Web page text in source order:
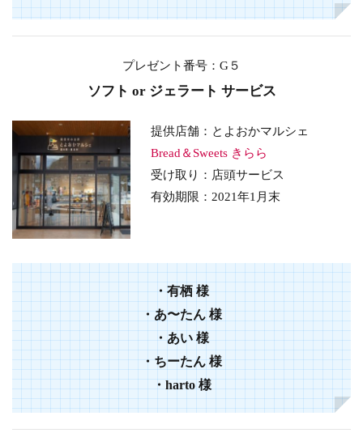
プレゼント番号 ：G５
ソフト or ジェラート サービス
提供店舗：とよおかマルシェ
Bread＆Sweets きらら
受け取り：店頭サービス
有効期限：2021年1月末
・有栖 様
・あ〜たん 様
・あい 様
・ちーたん 様
・harto 様